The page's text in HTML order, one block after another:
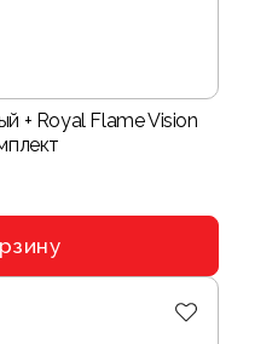
+ Royal Flame Vision